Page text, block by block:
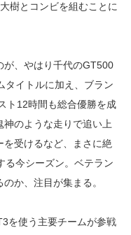
樹とコンビを組むことに
、やはり千代のGT500
タイトルに加え、ブラン
ト12時間も総合優勝を成
のような走りで追い上
受けるなど、まさに絶
る今シーズン。ベテラン
か、注目が集まる。
を使う主要チームが参戦